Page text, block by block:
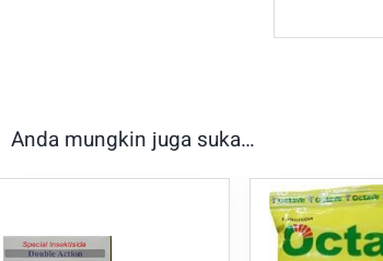
Anda mungkin juga suka…